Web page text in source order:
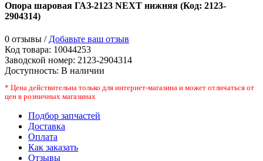
Опора шаровая ГАЗ-2123 NEXT нижняя (Код: 2123-
2904314)
0 отзывы / Добавьте ваш отзыв
Код товара: 10044253
Заводской номер: 2123-2904314
Доступность: В наличии
* Цена действительна только для интернет-магазина и может отличаться от
цен в розничных магазинах
Подбор запчастей
Доставка
Оплата
Как заказать
Отзывы